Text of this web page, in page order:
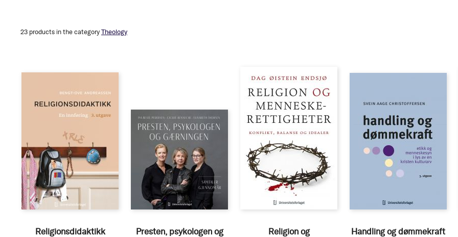
23 products in the category Theology
Religionsdidaktikk
Presten, psykologen og
Religion og
Handling og dømmekraft